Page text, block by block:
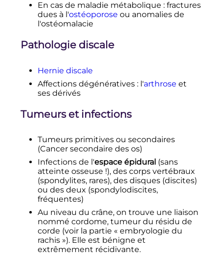
En cas de maladie métabolique : fractures
dues à l'ostéoporose ou anomalies de
l'ostéomalacie
Pathologie discale
Hernie discale
Affections dégénératives : l'arthrose et
ses dérivés
Tumeurs et infections
Tumeurs primitives ou secondaires
(Cancer secondaire des os)
Infections de l'espace épidural (sans
atteinte osseuse !), des corps vertébraux
(spondylites, rares), des disques (discites)
ou des deux (spondylodiscites,
fréquentes)
Au niveau du crâne, on trouve une liaison
nommé cordome, tumeur du résidu de
corde (voir la partie « embryologie du
rachis »). Elle est bénigne et
extrêmement récidivante.